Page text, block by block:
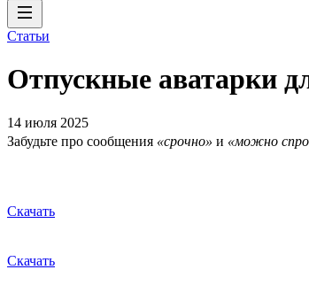
Статьи
Отпускные аватарки
14 июля 2025
Забудьте про сообщения «срочно» и «можно
Скачать
Скачать